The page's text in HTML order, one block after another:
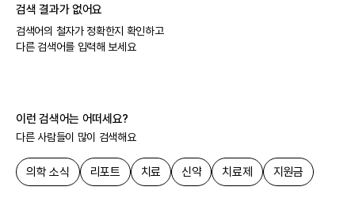
검색 결과가 없어요
검색어의 철자가 정확한지 확인하고
다른 검색어를 입력해 보세요
이런 검색어는 어떠세요?
다른 사람들이 많이 검색해요
의학 소식 리포트 치료 신약 치료제 지원금